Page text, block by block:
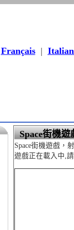
Français|
Space街機遊
Space街機遊戲，
遊戲正在載入中,